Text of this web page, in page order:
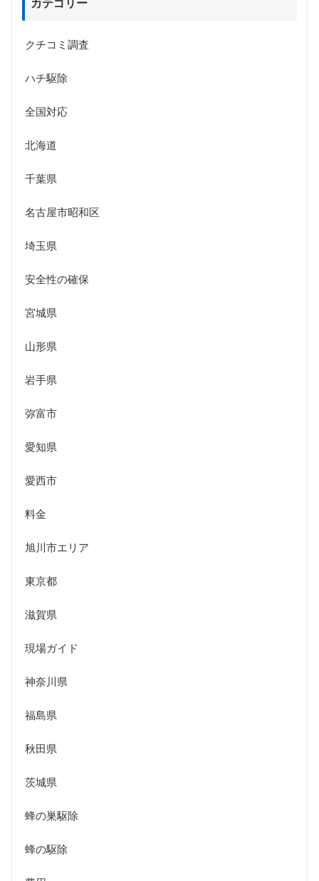
カテゴリー
クチコミ調査
ハチ駆除
全国対応
北海道
千葉県
名古屋市昭和区
埼玉県
安全性の確保
宮城県
山形県
岩手県
弥富市
愛知県
愛西市
料金
旭川市エリア
東京都
滋賀県
現場ガイド
神奈川県
福島県
秋田県
茨城県
蜂の巣駆除
蜂の駆除